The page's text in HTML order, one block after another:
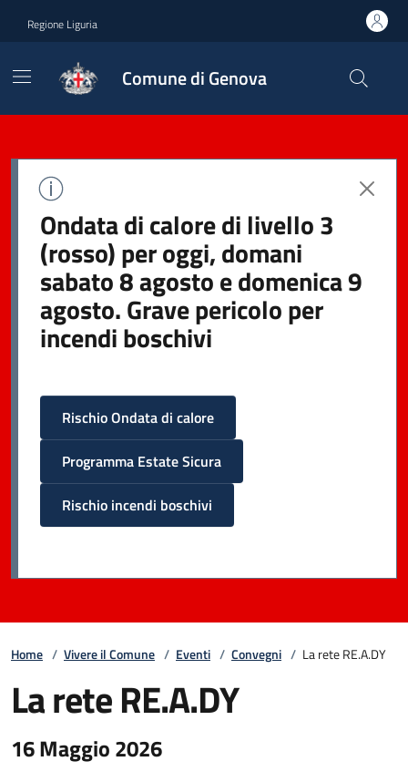
Regione Liguria
Comune di Genova
Ondata di calore di livello 3
(rosso) per oggi, domani
sabato 8 agosto e domenica 9
agosto. Grave pericolo per
incendi boschivi
Rischio Ondata di calore
Programma Estate Sicura
Rischio incendi boschivi
Home / Vivere il Comune / Eventi / Convegni / La rete RE.A.DY
La rete RE.A.DY
16 Maggio 2026